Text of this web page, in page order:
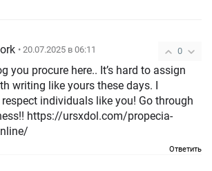
0
• 20.07.2025 в 06:11
you procure here.. It’s hard to assign
writing like yours these days. I
individuals like you! Go through
https://ursxdol.com/propecia-
Ответить